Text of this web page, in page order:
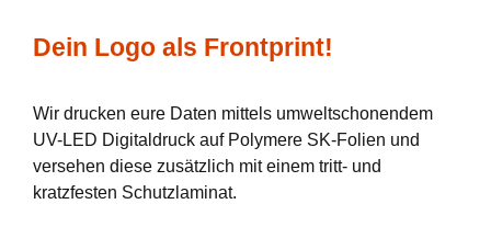
Dein Logo als Frontprint!
Wir drucken eure Daten mittels umweltschonendem
UV-LED Digitaldruck auf Polymere SK-Folien und
versehen diese zusätzlich mit einem tritt- und
kratzfesten Schutzlaminat.